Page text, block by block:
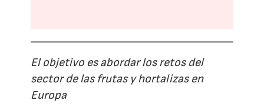
El objetivo es abordar los retos del
sector de las frutas y hortalizas en
Europa